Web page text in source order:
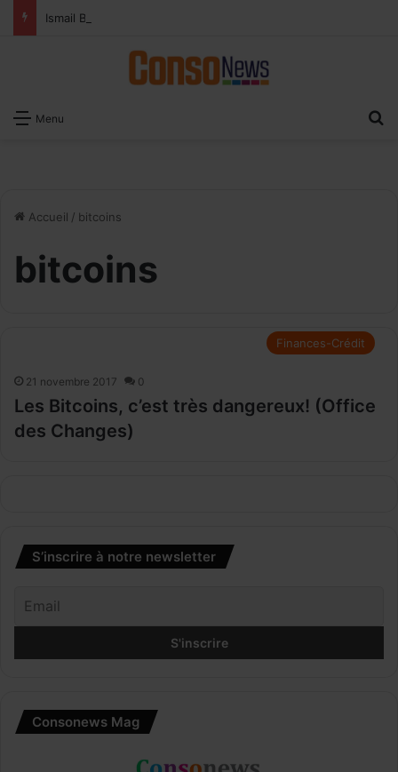
Menu
Accueil / bitcoins
bitcoins
Finances-Crédit
21 novembre 2017 0
Les Bitcoins, c’est très dangereux! (Office
des Changes)
S’inscrire à notre newsletter
Consonews Mag